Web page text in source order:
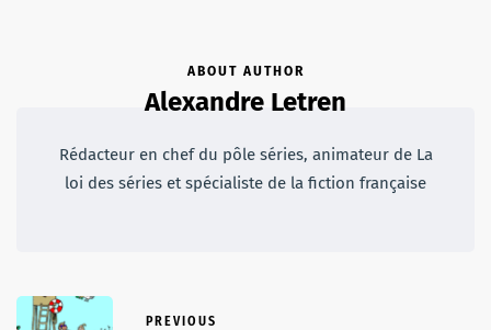
ABOUT AUTHOR
Alexandre Letren
Rédacteur en chef du pôle séries, animateur de La
loi des séries et spécialiste de la fiction française
PREVIOUS